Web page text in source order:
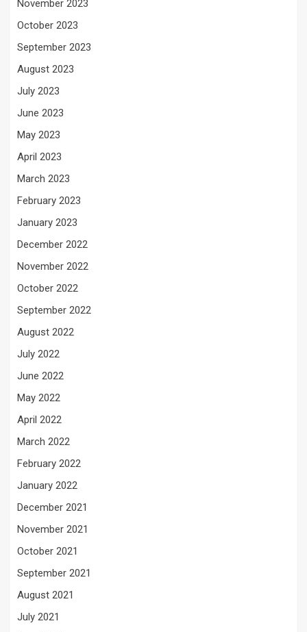
November 2023
October 2023
September 2023
August 2023
July 2023
June 2023
May 2023
April 2023
March 2023
February 2023
January 2023
December 2022
November 2022
October 2022
September 2022
August 2022
July 2022
June 2022
May 2022
April 2022
March 2022
February 2022
January 2022
December 2021
November 2021
October 2021
September 2021
August 2021
July 2021